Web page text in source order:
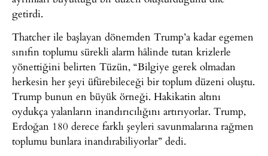
getirdi.
Thatcher ile başlayan dönemden Trump’a kadar egemen
sınıfın toplumu sürekli alarm hâlinde tutan krizlerle
yönettiğini belirten Tüzün, “Bilgiye gerek olmadan
herkesin her şeyi üfürebileceği bir toplum düzeni oluştu.
Trump bunun en büyük örneği. Hakikatin altını
oydukça yalanların inandırıcılığını artırıyorlar. Trump,
Erdoğan 180 derece farklı şeyleri savunmalarına rağmen
toplumu bunlara inandırabiliyorlar” dedi.